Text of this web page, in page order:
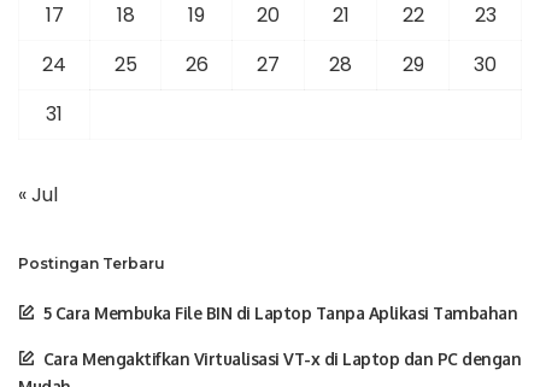
17
18 19 20 21 22
23
24
25 26 27 28 29
30
31
« Jul
Postingan Terbaru
5 Cara Membuka File BIN di Laptop Tanpa Aplikasi Tambahan
Cara Mengaktifkan Virtualisasi VT-x di Laptop dan PC dengan